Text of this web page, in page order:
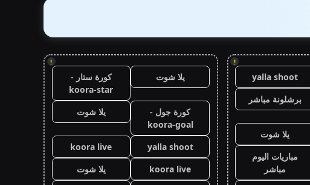
!
yalla shoot
برشلونة مباشر
يلا شوت
مباريات اليوم
مباشر
!
يلا شوت
كورة ستار -
koora-star
كورة جول -
koora-goal
يلا شوت
yalla shoot
koora live
koora live
يلا شوت